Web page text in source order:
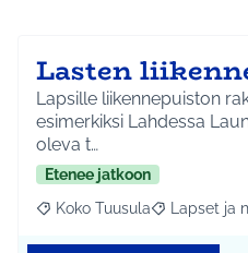
Lasten
Lapsille liikennepuiston
esimerkiksi Lahdessa
oleva t…
Etenee jatkoon
Rajaa tulokset aihepiirin
Koko Tuusula RajaaLapset ja